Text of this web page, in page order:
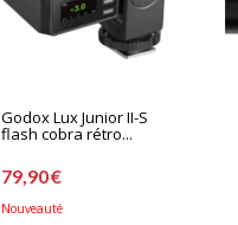
Godox Lux Junior II-S
flash cobra rétro...
79,90 €
Nouveauté